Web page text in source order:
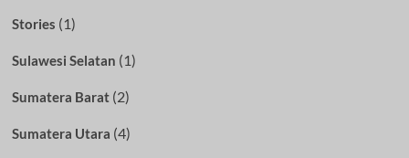
Stories (1)
Sulawesi Selatan (1)
Sumatera Barat(2)
Sumatera Utara (4)